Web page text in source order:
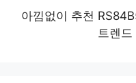
아낌없이 추천
트렌